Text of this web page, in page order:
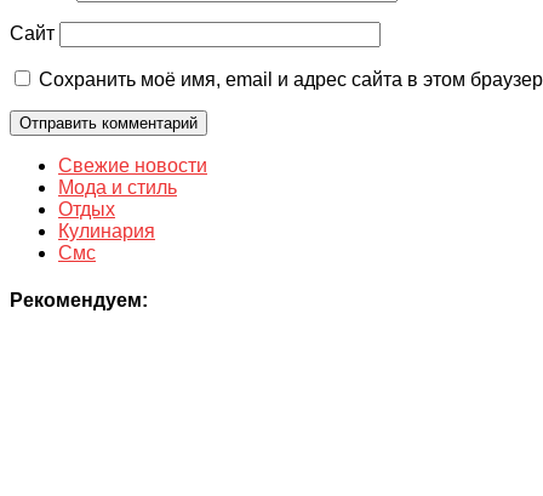
Сайт
Сохранить моё имя, email и адрес сайта в этом
Свежие новости
Мода и стиль
Отдых
Кулинария
Смс
Рекомендуем: